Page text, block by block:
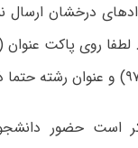
درخشان ارسال
لطفا روی پاکت
است حضور